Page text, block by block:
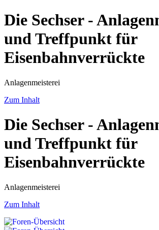
Die Sechser -
und Treffpunkt für
Eisenbahnverrückte
Anlagenmeisterei
Zum Inhalt
Die Sechser -
und Treffpunkt für
Eisenbahnverrückte
Anlagenmeisterei
Zum Inhalt